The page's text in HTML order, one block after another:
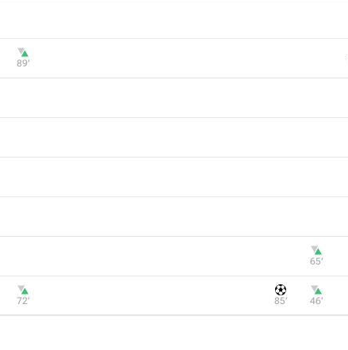
89‎’‎
72‎’‎
65‎’‎
46‎’‎
85‎’‎